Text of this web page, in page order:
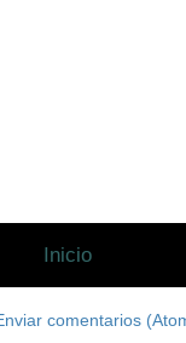
Inicio
comentarios